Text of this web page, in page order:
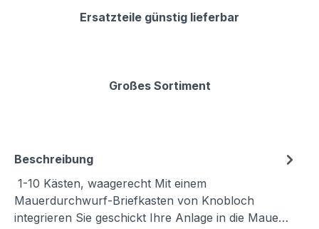
Ersatzteile günstig lieferbar
Großes Sortiment
Beschreibung
1-10 Kästen, waagerecht Mit einem
Mauerdurchwurf-Briefkasten von Knobloch
integrieren Sie geschickt Ihre Anlage in die Maue…